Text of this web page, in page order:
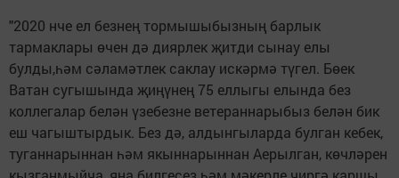
"2020 нче ел безнең тормышыбызның барлык
тармаклары өчен дә диярлек җитди сынау елы
булды,һәм сәламәтлек саклау искәрмә түгел. Бөек
Ватан сугышында җиңүнең 75 еллыгы елында без
коллегалар белән үзебезне ветераннарыбыз белән бик
еш чагыштырдык. Без дә, алдынгыларда булган кебек,
туганнарыннан һәм якыннарыннан Аерылган, көчләрен